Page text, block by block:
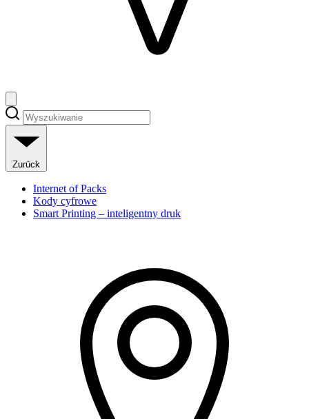
Zurück
Internet of Packs
Kody cyfrowe
Smart Printing – inteligentny druk